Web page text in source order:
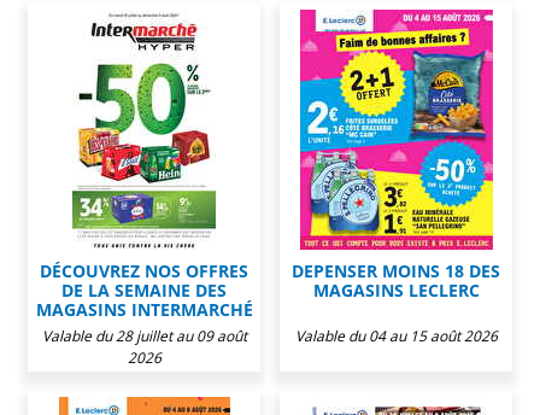
DÉCOUVREZ NOS OFFRES
DE LA SEMAINE DES
MAGASINS INTERMARCHÉ
Valable du 28 juillet au 09 août
2026
DEPENSER MOINS 18 DES
MAGASINS LECLERC
Valable du 04 au 15 août 2026